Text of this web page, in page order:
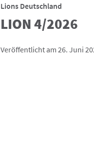
Lions Deutschland
LION 4/2026
Veröffentlicht am 26. Juni